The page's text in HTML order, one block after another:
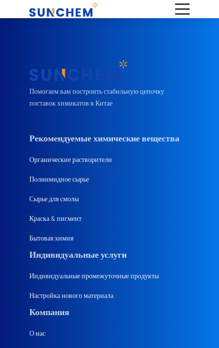
Помогаем вам построить стабильную цепочку
поставок химикатов в Китае
Рекомендуемые химические вещества
Органические растворители
Полиимидное сырье
Сырье для смолы
Краска & пигмент
Бытовая химия
Индивидуальные услуги
Индивидуальные промежуточные продукты
Настройка нового материала
Компания
О нас